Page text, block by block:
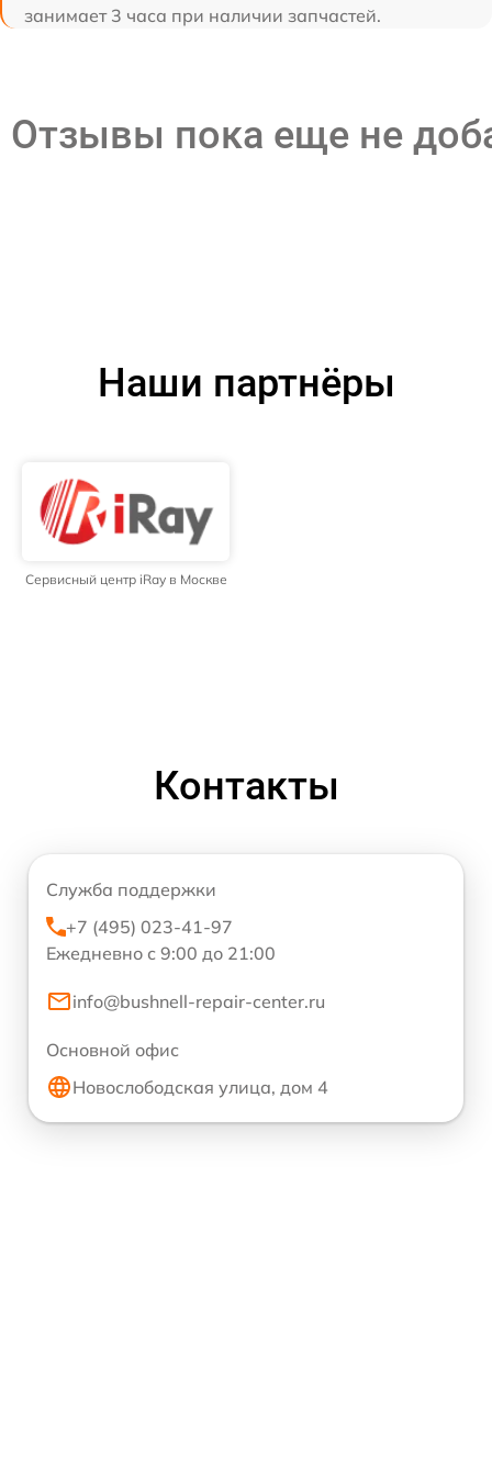
занимает 3 часа при наличии запчастей.
Отзывы пока еще не
Наши партнёры
Сервисный центр iRay в Москве
Контакты
Служба поддержки
+7 (495) 023-41-97
Ежедневно с 9:00 до 21:00
info@bushnell-repair-center.ru
Основной офис
Новослободская улица, дом 4